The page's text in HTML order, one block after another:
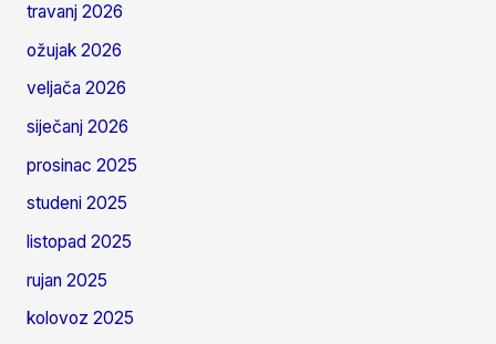
travanj 2026
ožujak 2026
veljača 2026
siječanj 2026
prosinac 2025
studeni 2025
listopad 2025
rujan 2025
kolovoz 2025